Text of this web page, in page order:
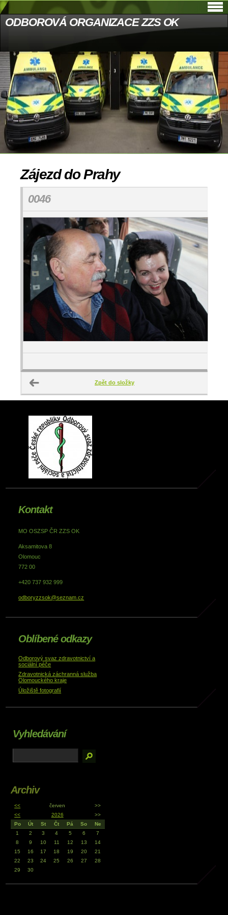
ODBOROVÁ ORGANIZACE ZZS OK
Zájezd do Prahy
0046
Zpět do složky
Kontakt
MO OSZSP ČR ZZS OK
Aksamitova 8
Olomouc
772 00
+420 737 932 999
odboryzzsok@seznam.cz
Oblíbené odkazy
Odborový svaz zdravotnictví a
sociální péče
Zdravotnická záchranná služba
Olomouckého kraje
Úložiště fotografií
Vyhledávání
Archiv
<< červen
>>
<<
2026
>>
Po
Út St Čt Pá So
Ne
1
2 3 4 5 6
7
8
9 10 11 12 13
14
15
16 17 18 19 20
21
22
23 24 25 26 27
28
29
30